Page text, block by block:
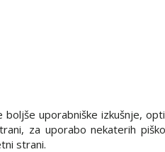
boljše uporabniške izkušnje,
za uporabo nekaterih
strani.